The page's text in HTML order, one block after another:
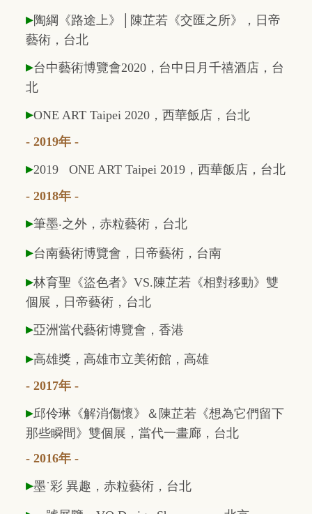
▸陶綱《路途上》│陳芷若《交匯之所》，日帝
藝術，台北
▸台中藝術博覽會2020，台中日月千禧酒店，台
北
▸ONE ART Taipei 2020 ，西華飯店，台北
- 2019年 -
▸2019 ONE ART Taipei 2019 ，西華飯店，台北
- 2018年 -
▸筆墨‧之外，赤粒藝術，台北
▸台南藝術博覽會，日帝藝術，台南
▸林育聖《盜色者》VS.陳芷若《相對移動》雙
個展，日帝藝術，台北
▸亞洲當代藝術博覽會，香港
▸高雄獎，高雄市立美術館，高雄
- 2017年 -
▸邱伶琳《解消傷懷》＆陳芷若《想為它們留下
那些瞬間》雙個展，當代一畫廊，台北
- 2016年 -
▸墨˙彩 異趣，赤粒藝術，台北